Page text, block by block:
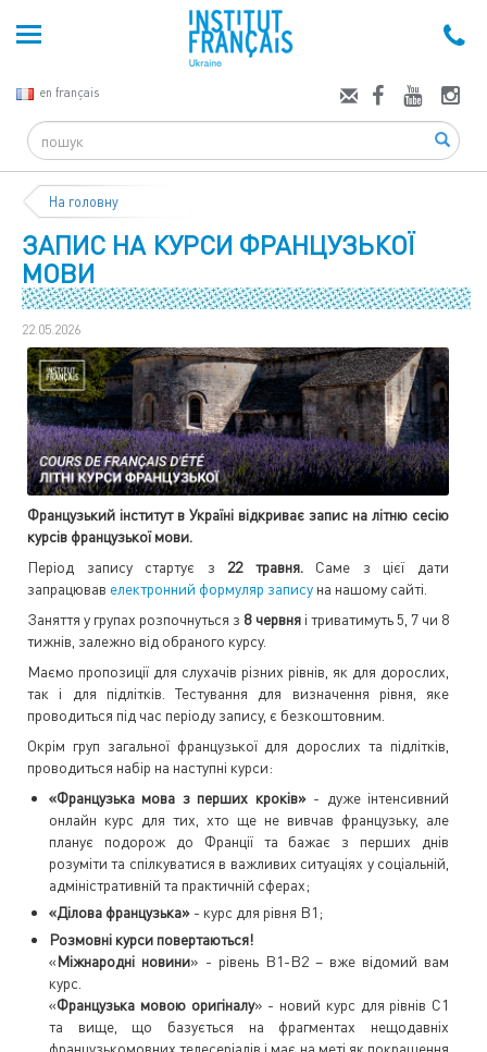
en français
Search
На головну
ЗАПИС НА КУРСИ ФРАНЦУЗЬКОЇ
МОВИ
22.05.2026
Французький інститут в Україні відкриває запис на літню сесію
курсів французької мови.
Період запису стартує з 22 травня. Саме з цієї дати
запрацював електронний формуляр запису на нашому сайті.
Заняття у групах розпочнуться з 8 червняі триватимуть 5, 7 чи 8
тижнів, залежно від обраного курсу.
Маємо пропозиції для слухачів різних рівнів, як для дорослих,
так і для підлітків. Тестування для визначення рівня, яке
проводиться під час періоду запису, є безкоштовним.
Окрім груп загальної французької для дорослих та підлітків,
проводиться набір на наступні курси:
«Французька мова з перших кроків»- дуже інтенсивний
онлайн курс для тих, хто ще не вивчав французьку, але
планує подорож до Франції та бажає з перших днів
розуміти та спілкуватися в важливих ситуаціях у соціальній,
адміністративній та практичній сферах;
«Ділова французька» - курс для рівня В1;
Розмовні курси повертаються!
«Міжнародні новини» - рівень В1-В2 – вже відомий вам
курс.
«Французька мовою оригіналу» - новий курс для рівнів С1
та вище, що базується на фрагментах нещодавніх
французькомовних телесеріалів і має на меті як покращення